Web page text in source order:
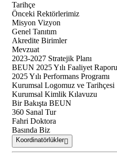
Tarihçe
Önceki Rektörlerimiz
Misyon Vizyon
Genel Tanıtım
Akredite Birimler
Mevzuat
2023-2027 Stratejik Planı
BEUN 2025 Yılı Faaliyet Raporu
2025 Yılı Performans Programı
Kurumsal Logomuz ve Tarihçesi
Kurumsal Kimlik Kılavuzu
Bir Bakışta BEUN
360 Sanal Tur
Fahri Doktora
Basında Biz
Koordinatörlükler